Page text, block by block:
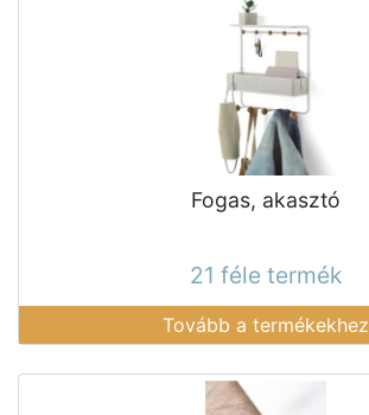
Fogas, akasztó
21 féle termék
Tovább a termékekhez